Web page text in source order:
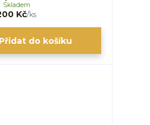
Kč/ks
Skladem
Přidat do košíku